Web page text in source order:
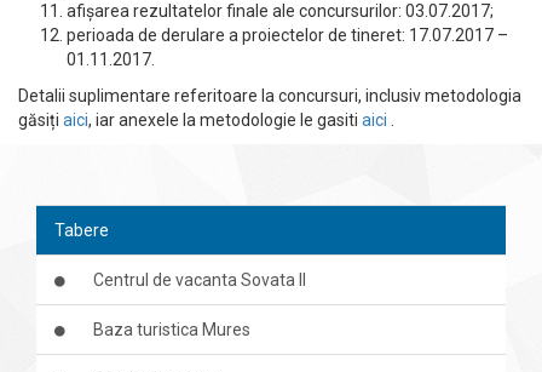
afișarea rezultatelor finale ale concursurilor: 03.07.2017;
perioada de derulare a proiectelor de tineret: 17.07.2017 –
01.11.2017.
Detalii suplimentare referitoare la concursuri, inclusiv metodologia
găsiți aici, iar anexele la metodologie le gasiti aici
Tabere
Centrul de vacanta Sovata II
Baza turistica Mures